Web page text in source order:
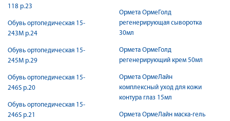
118 р.23
Обувь ортопедическая 15-
243М р.24
Обувь ортопедическая 15-
245М р.29
Обувь ортопедическая 15-
246S р.20
Обувь ортопедическая 15-
246S р.21
Ормета ОрмеГолд
регенерирующая сыворотка
30мл
Ормета ОрмеГолд
регенерирующий крем 50мл
Ормета ОрмеЛайн
комплексный уход для кожи
контура глаз 15мл
Ормета ОрмеЛайн маска-гель